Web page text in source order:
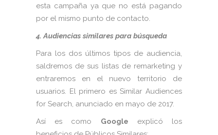
esta campaña ya que no está pagando
por el mismo punto de contacto.
4. Audiencias similares para búsqueda
Para los dos últimos tipos de audiencia,
saldremos de sus listas de remarketing y
entraremos en el nuevo territorio de
usuarios. El primero es Similar Audiences
for Search, anunciado en mayo de 2017.
Así es como Google explicó los